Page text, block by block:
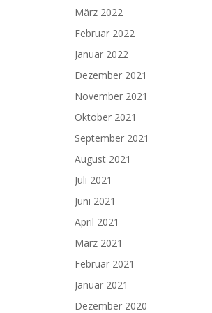
März 2022
Februar 2022
Januar 2022
Dezember 2021
November 2021
Oktober 2021
September 2021
August 2021
Juli 2021
Juni 2021
April 2021
März 2021
Februar 2021
Januar 2021
Dezember 2020